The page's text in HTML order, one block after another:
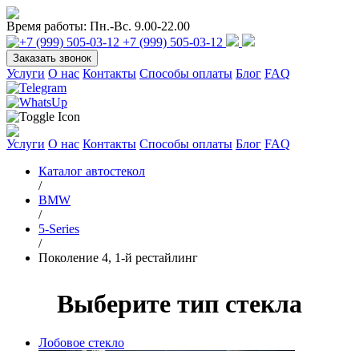
Время работы: Пн.-Вс. 9.00-22.00
+7 (999) 505-03-12
Заказать звонок
Услуги О нас Контакты Способы оплаты Блог FAQ
Услуги О нас Контакты Способы оплаты Блог FAQ
Каталог автостекол
/
BMW
/
5-Series
/
Поколение 4, 1-й рестайлинг
Выберите тип стекла
Лобовое стекло